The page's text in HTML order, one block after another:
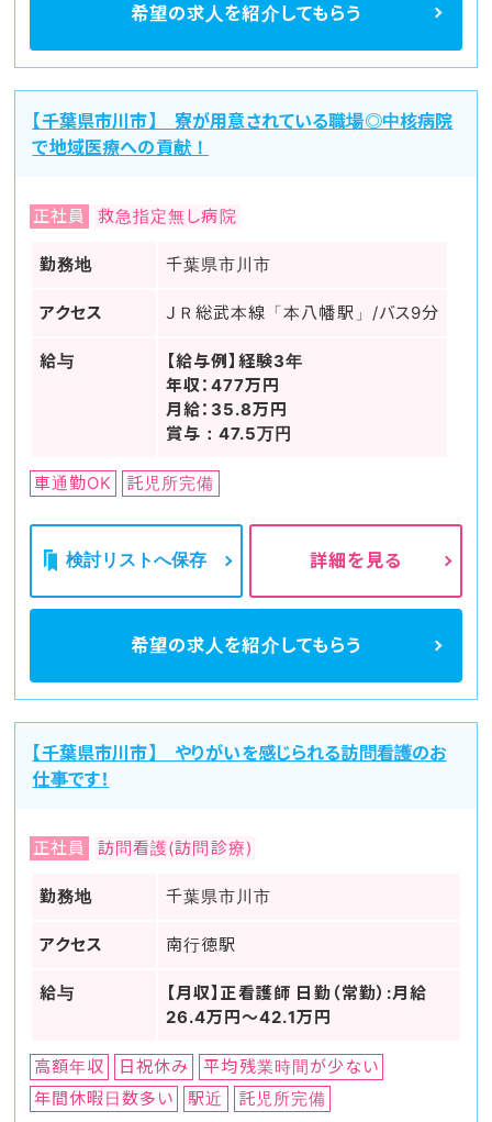
希望の求人を紹介してもらう
【千葉県市川市】 寮が用意されている職場◎中核病院
で地域医療への貢献！
正社員 救急指定無し病院
勤務地 千葉県市川市
アクセス ＪＲ総武本線「本八幡駅」/バス9分
給与
【給与例】経験3年
年収：477万円
月給：35.8万円
賞与：47.5万円
車通勤OK 託児所完備
検討リストへ保存 詳細を見る
希望の求人を紹介してもらう
【千葉県市川市】 やりがいを感じられる訪問看護のお
仕事です！
正社員 訪問看護(訪問診療)
勤務地 千葉県市川市
アクセス 南行徳駅
給与
【月収】正看護師 日勤（常勤）:月給
26.4万円～42.1万円
高額年収 日祝休み
平均残業時間が少ない
年間休暇日数多い
駅近 託児所完備